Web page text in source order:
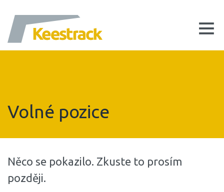
Volné pozice
Něco se pokazilo. Zkuste to prosím
později.